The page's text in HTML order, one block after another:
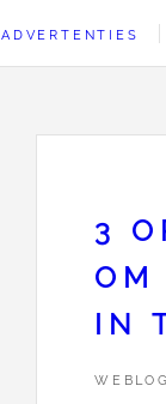
ADVERTENTIES
3
OM
IN